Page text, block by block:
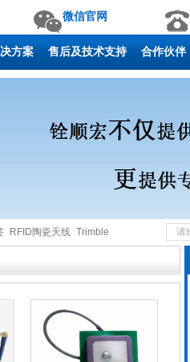
微信官网
方案 售后及技术支持 合作伙伴
RFID陶瓷天线 Trimble